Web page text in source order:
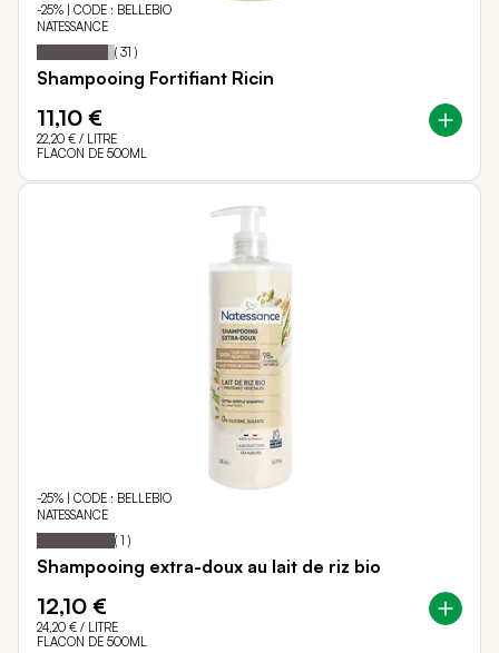
-25% | CODE : BELLEBIO
NATESSANCE
Notation: 91
% of
( 31 )
Shampooing Fortifiant Ricin
11,10 €
22,20 € / LITRE
FLACON DE 500ML
-25% | CODE : BELLEBIO
NATESSANCE
Notation: 100
% of
( 1 )
Shampooing extra-doux au lait de riz bio
12,10 €
24,20 € / LITRE
FLACON DE 500ML